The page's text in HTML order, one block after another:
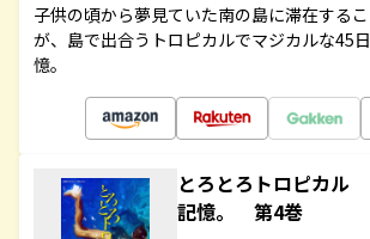
子供の頃から夢見ていた南の島に滞在する
が、島で出合うトロピカルでマジカルな45
憶。
とろとろトロピカル
記憶。 第4巻